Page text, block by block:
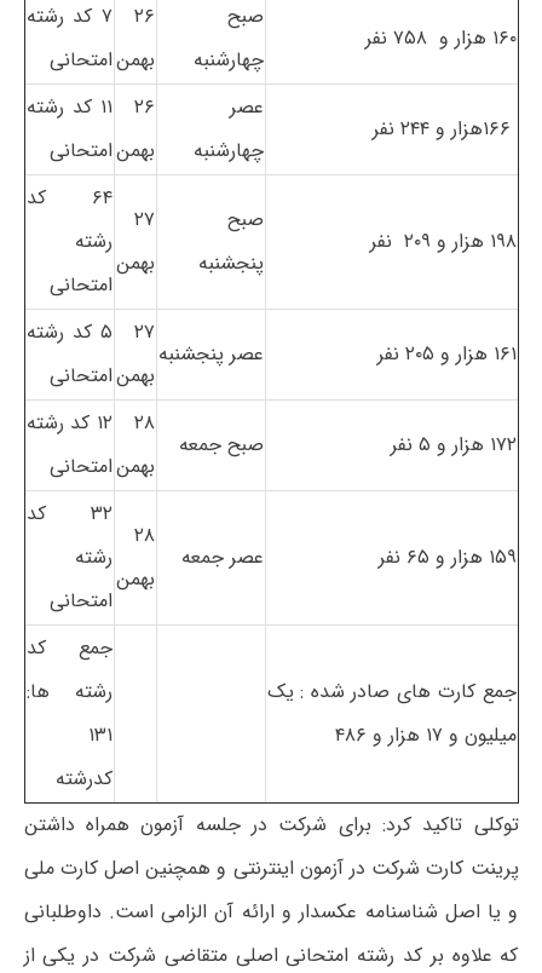
۱۶۰ هزار و ۷۵۸ نفر
صبح
چهارشنبه
۲۶
بهمن
۷ کد رشته
امتحانی
عصر
چهارشنبه
۲۶
بهمن
۱۱ کد رشته
امتحانی
۱۹۸ هزار و ۲۰۹ نفر
صبح
پنجشنبه
۲۷
بهمن
۶۴ کد
رشته
امتحانی
۱۶۱ هزار و ۲۰۵ نفر عصر پنجشنبه
۲۷
بهمن
۵ کد رشته
امتحانی
۱۷۲ هزار و ۵ نفر صبح جمعه
۲۸
بهمن
۱۲ کد رشته
امتحانی
۱۵۹ هزار و ۶۵ نفر عصر جمعه
۲۸
بهمن
۳۲ کد
رشته
امتحانی
جمع کارت های صادر شده : یک
میلیون و ۱۷ هزار و ۴۸۶
جمع کد
رشته ها:
۱۳۱
کدرشته
توکلی تاکید کرد: برای شرکت در جلسه آزمون همراه داشتن
پرینت کارت شرکت در آزمون اینترنتی و همچنین اصل کارت ملی
و یا اصل شناسنامه عکسدار و ارائه آن الزامی است. داوطلبانی
که علاوه بر کد رشته امتحانی اصلی متقاضی شرکت در یکی از